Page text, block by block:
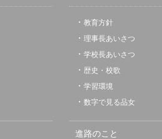
教育方針
理事長あいさつ
学校長あいさつ
歴史・校歌
学習環境
数字で見る品女
進路のこと